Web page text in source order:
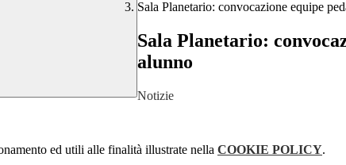
Sala Planetario: convocazione equipe
Sala Planetario:
alunno
Notizie
ed utili alle finalità illustrate nella COOKIE POLICY.